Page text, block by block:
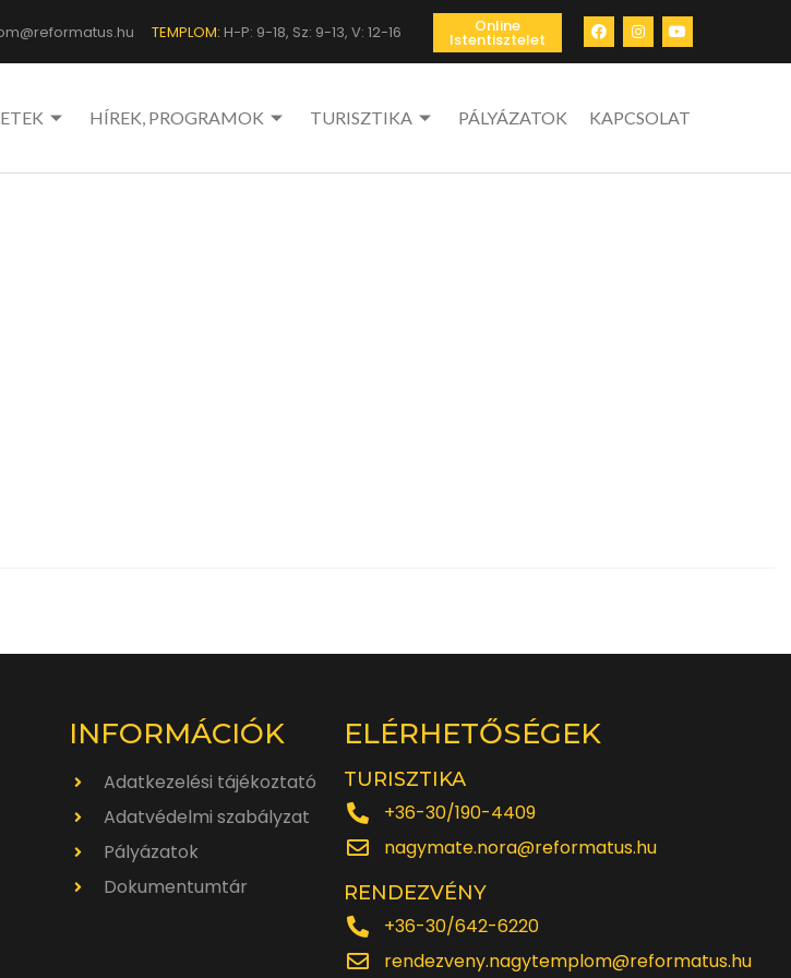
TEMPLOM: H-P: 9-18, Sz: 9-13, V: 12-16 Online
Istentisztelet
HÍREK, PROGRAMOK TURISZTIKA PÁLYÁZATOK KAPCSOLAT
INFORMÁCIÓK
Adatkezelési tájékoztató
Adatvédelmi szabályzat
Pályázatok
Dokumentumtár
ELÉRHETŐSÉGEK
TURISZTIKA
+36-30/190-4409
nagymate.nora@reformatus.hu
RENDEZVÉNY
+36-30/642-6220
rendezveny.nagytemplom@reformatus.hu